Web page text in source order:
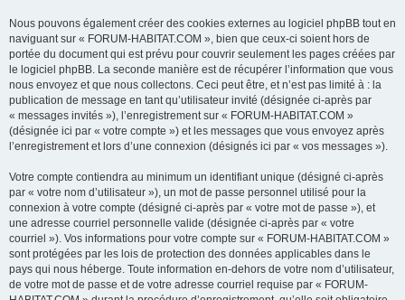
Nous pouvons également créer des cookies externes au logiciel phpBB tout en
naviguant sur « FORUM-HABITAT.COM », bien que ceux-ci soient hors de
portée du document qui est prévu pour couvrir seulement les pages créées par
le logiciel phpBB. La seconde manière est de récupérer l’information que vous
nous envoyez et que nous collectons. Ceci peut être, et n’est pas limité à : la
publication de message en tant qu’utilisateur invité (désignée ci-après par
« messages invités »), l’enregistrement sur « FORUM-HABITAT.COM »
(désignée ici par « votre compte ») et les messages que vous envoyez après
l’enregistrement et lors d’une connexion (désignés ici par « vos messages »).
Votre compte contiendra au minimum un identifiant unique (désigné ci-après
par « votre nom d’utilisateur »), un mot de passe personnel utilisé pour la
connexion à votre compte (désigné ci-après par « votre mot de passe »), et
une adresse courriel personnelle valide (désignée ci-après par « votre
courriel »). Vos informations pour votre compte sur « FORUM-HABITAT.COM »
sont protégées par les lois de protection des données applicables dans le
pays qui nous héberge. Toute information en-dehors de votre nom d’utilisateur,
de votre mot de passe et de votre adresse courriel requise par « FORUM-